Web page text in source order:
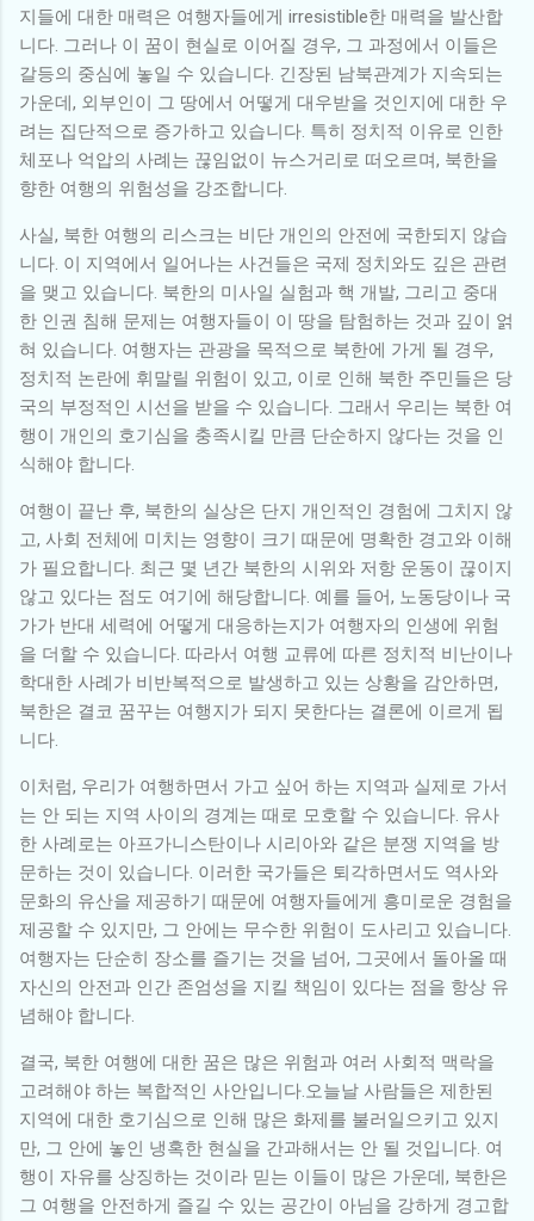
지들에 대한 매력은 여행자들에게 irresistible한 매력을 발산합
니다. 그러나 이 꿈이 현실로 이어질 경우, 그 과정에서 이들은
갈등의 중심에 놓일 수 있습니다. 긴장된 남북관계가 지속되는
가운데, 외부인이 그 땅에서 어떻게 대우받을 것인지에 대한 우
려는 집단적으로 증가하고 있습니다. 특히 정치적 이유로 인한
체포나 억압의 사례는 끊임없이 뉴스거리로 떠오르며, 북한을
향한 여행의 위험성을 강조합니다.
사실, 북한 여행의 리스크는 비단 개인의 안전에 국한되지 않습
니다. 이 지역에서 일어나는 사건들은 국제 정치와도 깊은 관련
을 맺고 있습니다. 북한의 미사일 실험과 핵 개발, 그리고 중대
한 인권 침해 문제는 여행자들이 이 땅을 탐험하는 것과 깊이 얽
혀 있습니다. 여행자는 관광을 목적으로 북한에 가게 될 경우,
정치적 논란에 휘말릴 위험이 있고, 이로 인해 북한 주민들은 당
국의 부정적인 시선을 받을 수 있습니다. 그래서 우리는 북한 여
행이 개인의 호기심을 충족시킬 만큼 단순하지 않다는 것을 인
식해야 합니다.
여행이 끝난 후, 북한의 실상은 단지 개인적인 경험에 그치지 않
고, 사회 전체에 미치는 영향이 크기 때문에 명확한 경고와 이해
가 필요합니다. 최근 몇 년간 북한의 시위와 저항 운동이 끊이지
않고 있다는 점도 여기에 해당합니다. 예를 들어, 노동당이나 국
가가 반대 세력에 어떻게 대응하는지가 여행자의 인생에 위험
을 더할 수 있습니다. 따라서 여행 교류에 따른 정치적 비난이나
학대한 사례가 비반복적으로 발생하고 있는 상황을 감안하면,
북한은 결코 꿈꾸는 여행지가 되지 못한다는 결론에 이르게 됩
니다.
이처럼, 우리가 여행하면서 가고 싶어 하는 지역과 실제로 가서
는 안 되는 지역 사이의 경계는 때로 모호할 수 있습니다. 유사
한 사례로는 아프가니스탄이나 시리아와 같은 분쟁 지역을 방
문하는 것이 있습니다. 이러한 국가들은 퇴각하면서도 역사와
문화의 유산을 제공하기 때문에 여행자들에게 흥미로운 경험을
제공할 수 있지만, 그 안에는 무수한 위험이 도사리고 있습니다.
여행자는 단순히 장소를 즐기는 것을 넘어, 그곳에서 돌아올 때
자신의 안전과 인간 존엄성을 지킬 책임이 있다는 점을 항상 유
념해야 합니다.
결국, 북한 여행에 대한 꿈은 많은 위험과 여러 사회적 맥락을
고려해야 하는 복합적인 사안입니다.오늘날 사람들은 제한된
지역에 대한 호기심으로 인해 많은 화제를 불러일으키고 있지
만, 그 안에 놓인 냉혹한 현실을 간과해서는 안 될 것입니다. 여
행이 자유를 상징하는 것이라 믿는 이들이 많은 가운데, 북한은
그 여행을 안전하게 즐길 수 있는 공간이 아님을 강하게 경고합